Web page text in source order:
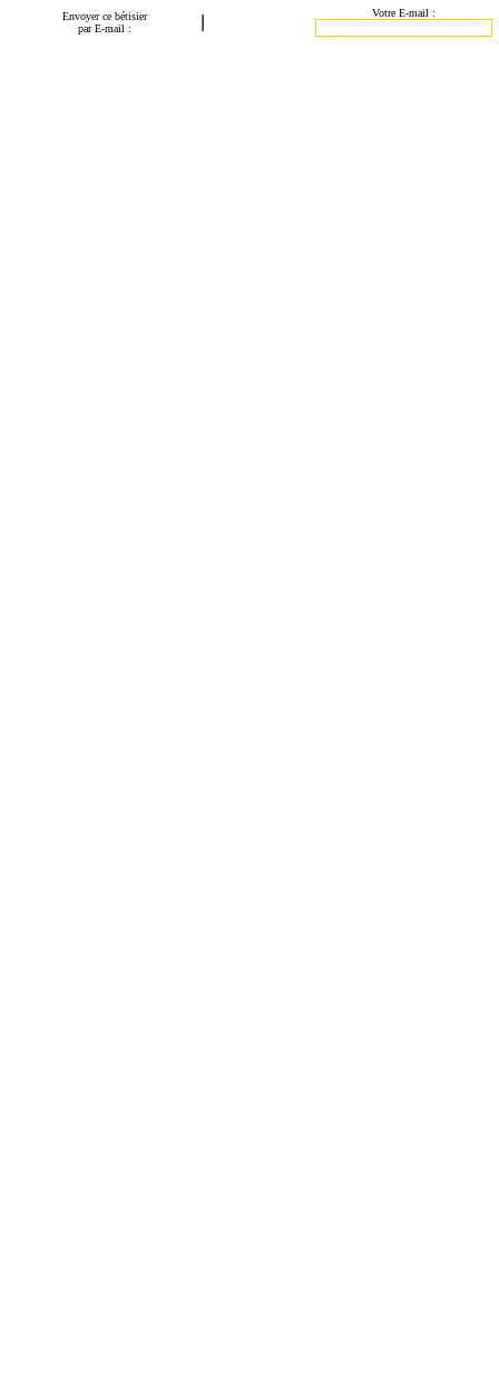
Envoyer ce bétisier
par E-mail :
Votre E-mail :